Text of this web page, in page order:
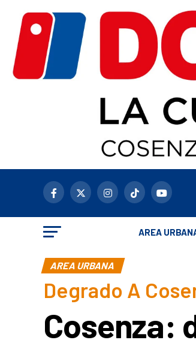
AREA
AREA URBANA
Degrado A
Cosenza: